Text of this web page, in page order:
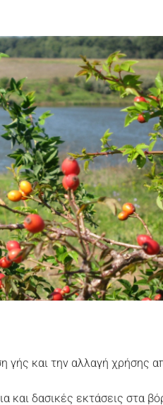
γής και την αλλαγή χρήσης
και δασικές εκτάσεις στα